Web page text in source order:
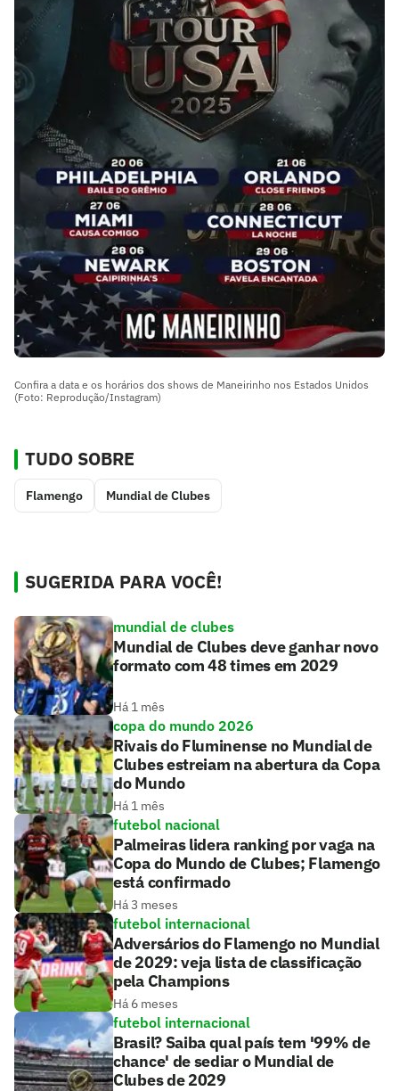
Confira a data e os horários dos shows de Maneirinho nos Estados Unidos
(Foto: Reprodução/Instagram)
TUDO SOBRE
Flamengo Mundial de Clubes
SUGERIDA PARA VOCÊ!
mundial de clubes
Mundial de Clubes deve ganhar novo
formato com 48 times em 2029
Há 1 mês
copa do mundo 2026
Rivais do Fluminense no Mundial de
Clubes estreiam na abertura da Copa
do Mundo
Há 1 mês
futebol nacional
Palmeiras lidera ranking por vaga na
Copa do Mundo de Clubes; Flamengo
está confirmado
Há 3 meses
futebol internacional
Adversários do Flamengo no Mundial
de 2029: veja lista de classificação
pela Champions
Há 6 meses
futebol internacional
Brasil? Saiba qual país tem '99% de
chance' de sediar o Mundial de
Clubes de 2029